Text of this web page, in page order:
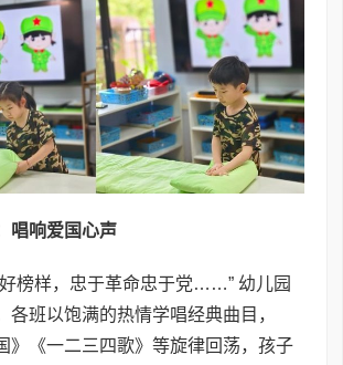
唱响爱国心声
榜样，忠于革命忠于党……” 幼儿园
各班以饱满的热情学唱经典曲目，
》《一二三四歌》等旋律回荡，孩子